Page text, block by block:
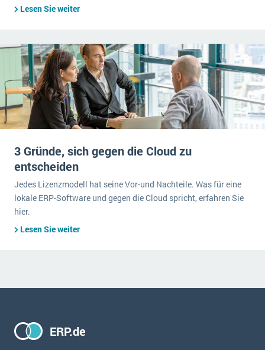
Lesen Sie weiter
3 Gründe, sich gegen die Cloud zu
entscheiden
Jedes Lizenzmodell hat seine Vor-und Nachteile. Was für eine
lokale ERP-Software und gegen die Cloud spricht, erfahren Sie
hier.
Lesen Sie weiter
ERP.de